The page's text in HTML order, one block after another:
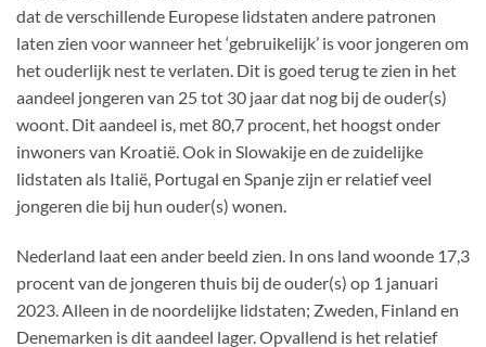
dat de verschillende Europese lidstaten andere patronen
laten zien voor wanneer het ‘gebruikelijk’ is voor jongeren om
het ouderlijk nest te verlaten. Dit is goed terug te zien in het
aandeel jongeren van 25 tot 30 jaar dat nog bij de ouder(s)
woont. Dit aandeel is, met 80,7 procent, het hoogst onder
inwoners van Kroatië. Ook in Slowakije en de zuidelijke
lidstaten als Italië, Portugal en Spanje zijn er relatief veel
jongeren die bij hun ouder(s) wonen.
Nederland laat een ander beeld zien. In ons land woonde 17,3
procent van de jongeren thuis bij de ouder(s) op 1 januari
2023. Alleen in de noordelijke lidstaten; Zweden, Finland en
Denemarken is dit aandeel lager. Opvallend is het relatief